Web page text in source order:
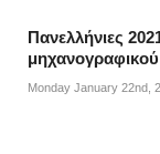
Πανελλήνιες
Monday January 22nd,